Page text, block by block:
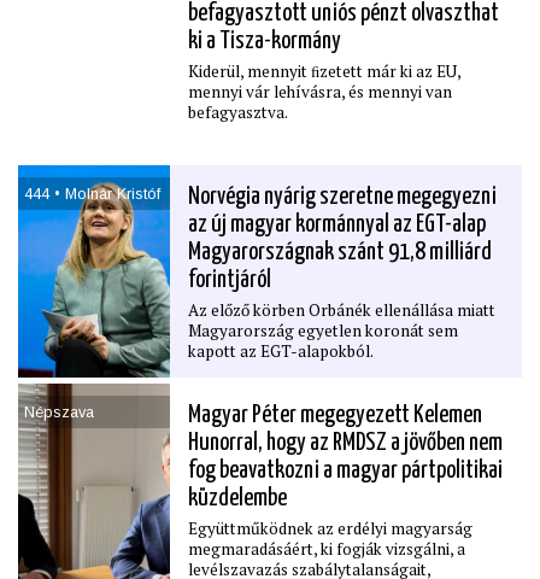
befagyasztott uniós pénzt olvaszthat
ki a Tisza-kormány
Kiderül, mennyit ﬁzetett már ki az EU,
mennyi vár lehívásra, és mennyi van
befagyasztva.
444 • Molnár Kristóf
Norvégia nyárig szeretne megegyezni
az új magyar kormánnyal az EGT-alap
Magyarországnak szánt 91,8 milliárd
forintjáról
Az előző körben Orbánék ellenállása miatt
Magyarország egyetlen koronát sem
kapott az EGT-alapokból.
Népszava
Magyar Péter megegyezett Kelemen
Hunorral, hogy az RMDSZ a jövőben nem
fog beavatkozni a magyar pártpolitikai
küzdelembe
Együttműködnek az erdélyi magyarság
megmaradásáért, ki fogják vizsgálni, a
levélszavazás szabálytalanságait,